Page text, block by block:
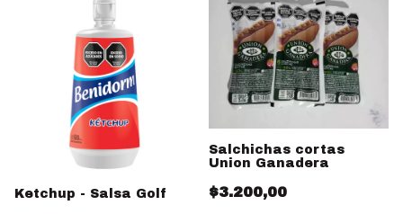
Ketchup - Salsa Golf
Salchichas cortas
Union Ganadera
$3.200,00